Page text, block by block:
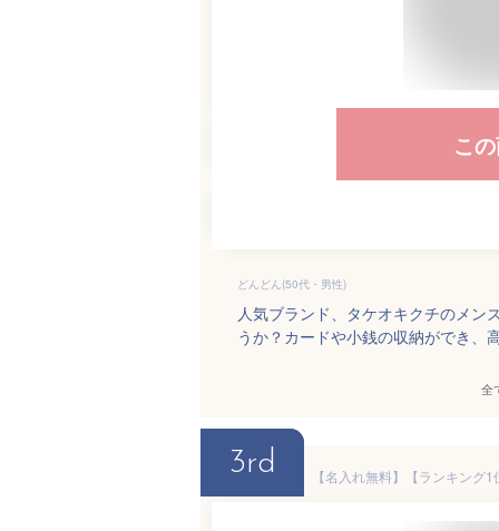
こ
どんどん(50代・男性)
人気ブランド、タケオキクチのメン
うか？カードや小銭の収納ができ、
全
3rd